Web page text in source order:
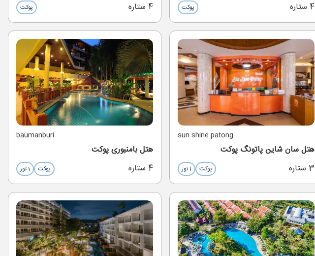
4 ستاره
پوکت
4 ستاره
پوکت
sun shine patong
هتل سان شاین پاتونگ پوکت
3 ستاره
پوکت 1 تور
baumanburi
هتل بامنبوری پوکت
4 ستاره
پوکت 1 تور